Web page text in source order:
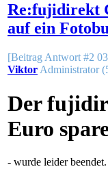
Re:fujidirekt
auf ein
[Beitrag Antwort #2
Viktor Administrator
Der
Euro
- wurde leider beendet.